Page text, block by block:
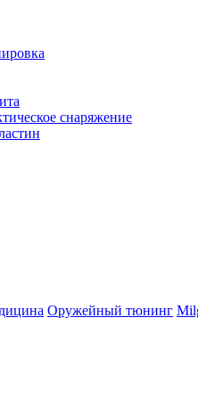
снаряжение
Оружейный тюнинг